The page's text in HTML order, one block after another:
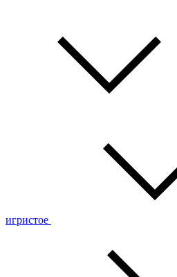
игристое